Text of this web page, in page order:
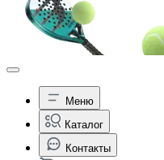
Меню
Каталог
Контакты